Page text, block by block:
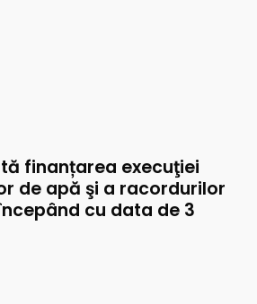
finanțarea execuţiei
de apă şi a racordurilor
cu data de 3